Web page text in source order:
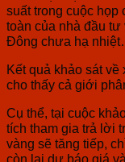
suất trong cuộc họp
toàn của nhà đầu tư
Đông chưa hạ
Kết quả khảo sát
cho thấy cả giới
Cụ thể, tại cuộc
tích tham gia trả lời
vàng sẽ tăng tiếp,
còn lại dự báo giá